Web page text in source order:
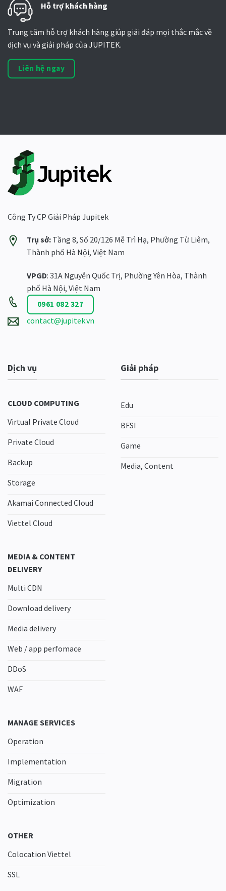
Hỗ trợ khách hàng
Trung tâm hỗ trợ khách hàng giúp giải đáp mọi thắc mắc về
dịch vụ và giải pháp của JUPITEK.
Liên hệ ngay
Công Ty CP Giải Pháp Jupitek
Trụ sở: Tầng 8, Số 20/126 Mễ Trì Hạ, Phường Từ Liêm,
Thành phố Hà Nội, Việt Nam
VPGD: 31A Nguyễn Quốc Trị, Phường Yên Hòa, Thành
phố Hà Nội, Việt Nam
0961 082 327
contact@jupitek.vn
Dịch vụ
CLOUD COMPUTING
Virtual Private Cloud
Private Cloud
Backup
Storage
Akamai Connected Cloud
Viettel Cloud
MEDIA & CONTENT
DELIVERY
Multi CDN
Download delivery
Media delivery
Web / app perfomace
DDoS
WAF
MANAGE SERVICES
Operation
Implementation
Migration
Optimization
OTHER
Colocation Viettel
SSL
Giải pháp
Edu
BFSI
Game
Media, Content